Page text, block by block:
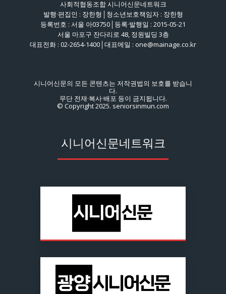
사회적협동조합 시니어신문네트워크
발행·편집인 : 장한형│청소년보호책임자 : 장한형
등록번호 : 서울 아03750│등록·발행일 : 2015-05-21
서울 마포구 잔다리로 48, 정원빌딩 3층
대표전화 : 02-2654-1400│대표메일 : one@mainage.co.kr
시니어신문의 모든 콘텐츠는 저작권법의 보호를 받습니
다.
무단 전재·복사·배포 등이 금지됩니다.
© Copyright 2025. seniorsinmun.com
시니어신문네트워크